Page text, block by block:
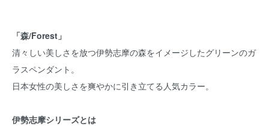
「森/Forest」
清々しい美しさを放つ伊勢志摩の森をイメージしたグリーンのガ
ラスペンダント。
日本女性の美しさを爽やかに引き立てる人気カラー。
伊勢志摩シリーズとは